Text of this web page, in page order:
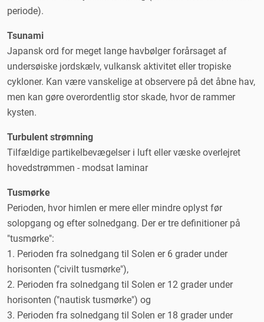
periode).
Tsunami
Japansk ord for meget lange havbølger forårsaget af
undersøiske jordskælv, vulkansk aktivitet eller tropiske
cykloner. Kan være vanskelige at observere på det åbne hav,
men kan gøre overordentlig stor skade, hvor de rammer
kysten.
Turbulent strømning
Tilfældige partikelbevægelser i luft eller væske overlejret
hovedstrømmen - modsat laminar
Tusmørke
Perioden, hvor himlen er mere eller mindre oplyst før
solopgang og efter solnedgang. Der er tre definitioner på
"tusmørke":
1. Perioden fra solnedgang til Solen er 6 grader under
horisonten ("civilt tusmørke"),
2. Perioden fra solnedgang til Solen er 12 grader under
horisonten ("nautisk tusmørke") og
3. Perioden fra solnedgang til Solen er 18 grader under